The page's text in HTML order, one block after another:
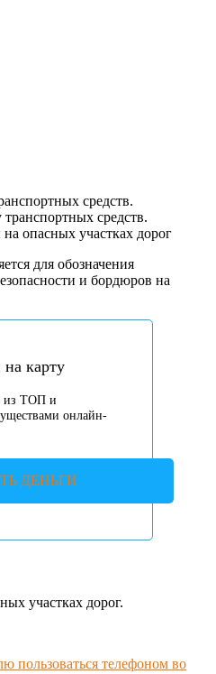
средств.
средств.
опасных участках дорог
для обозначения
и бордюров на
карту
из ТОП и
онлайн-
ДЕНЬГИ
участках дорог.
пользоваться телефоном во